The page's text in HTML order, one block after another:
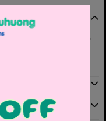
mát, thấm hút mồ
sáng , họa tiết đơn